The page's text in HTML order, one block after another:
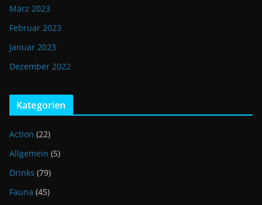
März 2023
Februar 2023
Januar 2023
Dezember 2022
Kategorien
Action (22)
Allgemein (5)
Drinks (79)
Fauna (45)